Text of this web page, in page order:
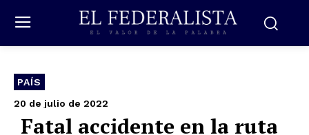
PAÍS
20 de julio de 2022
Fatal accidente en la ruta